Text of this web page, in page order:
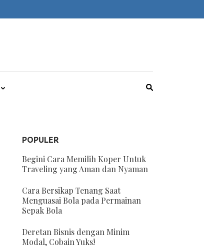
POPULER
Begini Cara Memilih Koper Untuk
Traveling yang Aman dan Nyaman
Cara Bersikap Tenang Saat
Menguasai Bola pada Permainan
Sepak Bola
Deretan Bisnis dengan Minim
Modal, Cobain Yuks!